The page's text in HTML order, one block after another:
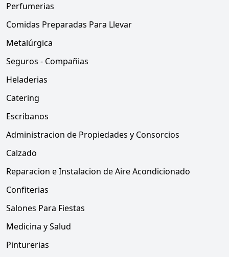
Perfumerias
Comidas Preparadas Para Llevar
Metalúrgica
Seguros - Compañias
Heladerias
Catering
Escribanos
Administracion de Propiedades y Consorcios
Calzado
Reparacion e Instalacion de Aire Acondicionado
Confiterias
Salones Para Fiestas
Medicina y Salud
Pinturerias